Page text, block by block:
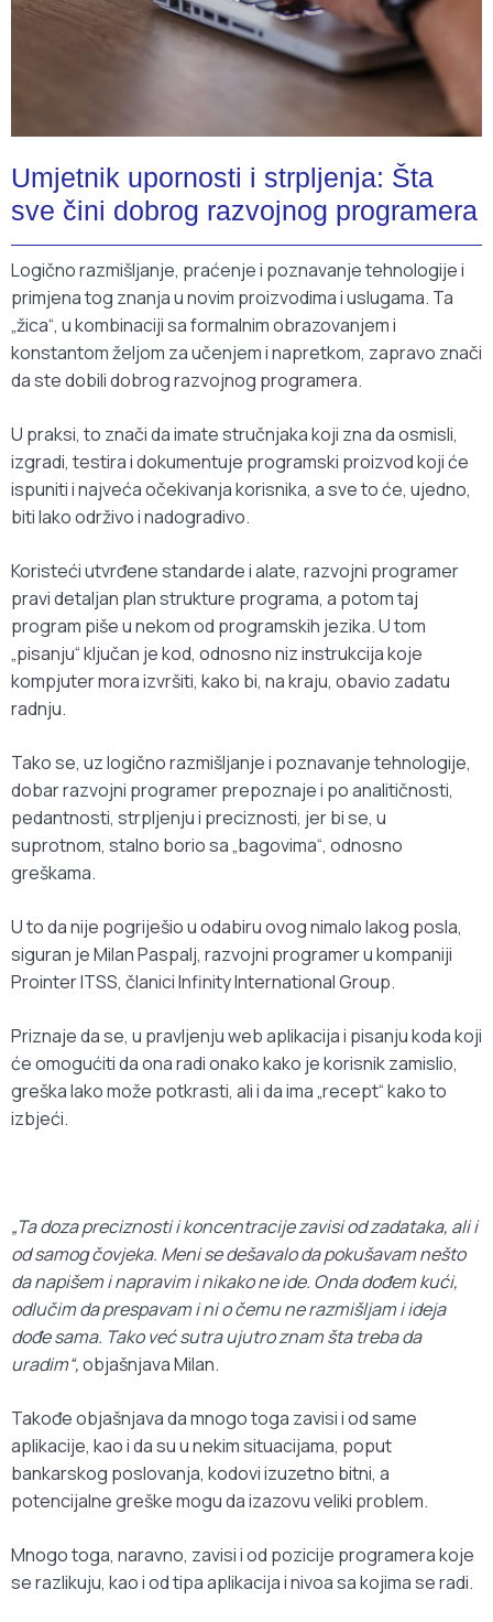
Umjetnik upornosti i strpljenja: Šta
sve čini dobrog razvojnog programera
Logično razmišljanje, praćenje i poznavanje tehnologije i
primjena tog znanja u novim proizvodima i uslugama. Ta
„žica“, u kombinaciji sa formalnim obrazovanjem i
konstantom željom za učenjem i napretkom, zapravo znači
da ste dobili dobrog razvojnog programera.
U praksi, to znači da imate stručnjaka koji zna da osmisli,
izgradi, testira i dokumentuje programski proizvod koji će
ispuniti i najveća očekivanja korisnika, a sve to će, ujedno,
biti lako održivo i nadogradivo.
Koristeći utvrđene standarde i alate, razvojni programer
pravi detaljan plan strukture programa, a potom taj
program piše u nekom od programskih jezika. U tom
„pisanju“ ključan je kod, odnosno niz instrukcija koje
kompjuter mora izvršiti, kako bi, na kraju, obavio zadatu
radnju.
Tako se, uz logično razmišljanje i poznavanje tehnologije,
dobar razvojni programer prepoznaje i po analitičnosti,
pedantnosti, strpljenju i preciznosti, jer bi se, u
suprotnom, stalno borio sa „bagovima“, odnosno
greškama.
U to da nije pogriješio u odabiru ovog nimalo lakog posla,
siguran je Milan Paspalj, razvojni programer u kompaniji
Prointer ITSS, članici Infinity International Group.
Priznaje da se, u pravljenju web aplikacija i pisanju koda koji
će omogućiti da ona radi onako kako je korisnik zamislio,
greška lako može potkrasti, ali i da ima „recept“ kako to
izbjeći.
„Ta doza preciznosti i koncentracije zavisi od zadataka, ali i
od samog čovjeka. Meni se dešavalo da pokušavam nešto
da napišem i napravim i nikako ne ide. Onda dođem kući,
odlučim da prespavam i ni o čemu ne razmišljam i ideja
dođe sama. Tako već sutra ujutro znam šta treba da
uradim“,objašnjava Milan.
Takođe objašnjava da mnogo toga zavisi i od same
aplikacije, kao i da su u nekim situacijama, poput
bankarskog poslovanja, kodovi izuzetno bitni, a
potencijalne greške mogu da izazovu veliki problem.
Mnogo toga, naravno, zavisi i od pozicije programera koje
se razlikuju, kao i od tipa aplikacija i nivoa sa kojima se radi.